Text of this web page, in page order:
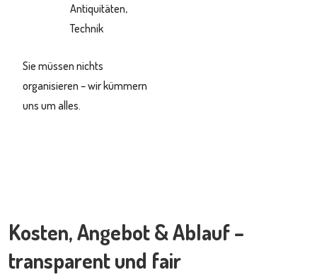
Antiquitäten,
Technik
Sie müssen nichts
organisieren – wir kümmern
uns um alles.
Kosten, Angebot & Ablauf –
transparent und fair